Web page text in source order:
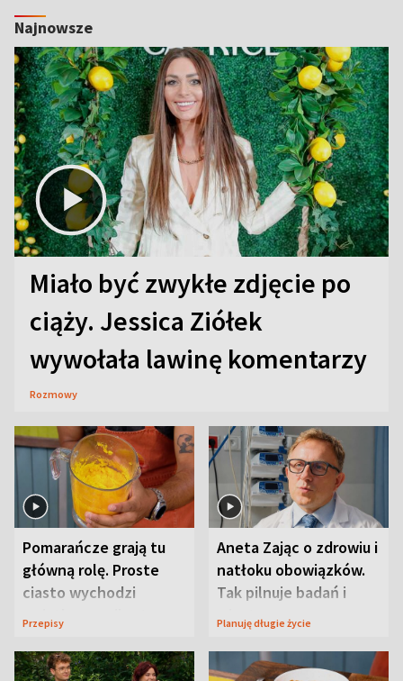
Najnowsze
Miało być zwykłe zdjęcie po
ciąży. Jessica Ziółek
wywołała lawinę komentarzy
Rozmowy
Pomarańcze grają tu
główną rolę. Proste
ciasto wychodzi
wyjątkowo wilgotne
Przepisy
Aneta Zając o zdrowiu i
natłoku obowiązków.
Tak pilnuje badań i
wizyt
Planuję długie życie